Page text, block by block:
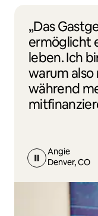
„Das
ermöglicht
leben. Ich
warum
während
Angie
Denver, CO